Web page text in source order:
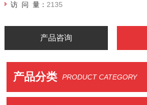
访 问 量： 2135
产品咨询
产品分类 PRODUCT CATEGORY